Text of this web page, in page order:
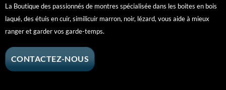
La Boutique des passionnés de montres spécialisée dans les boites en bois
laqué, des étuis en cuir, similicuir marron, noir, lézard, vous aide à mieux
ranger et garder vos garde-temps.
CONTACTEZ-NOUS